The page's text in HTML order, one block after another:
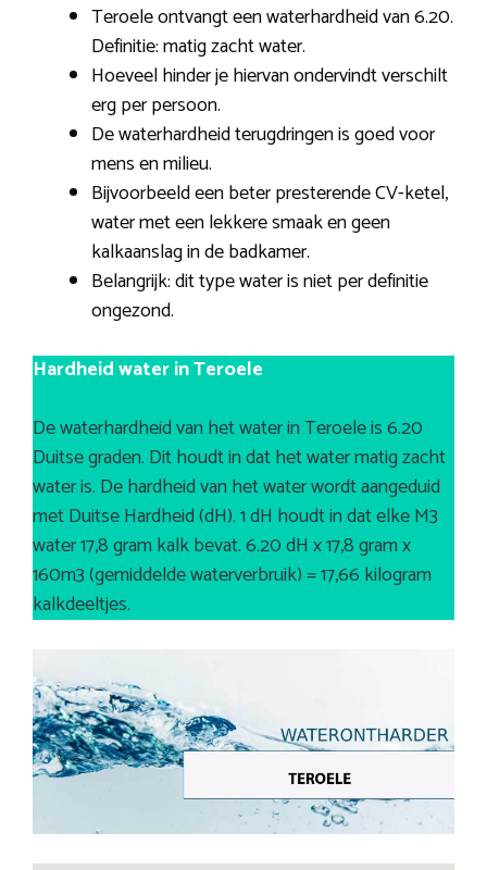
Teroele ontvangt een waterhardheid van 6.20.
Definitie: matig zacht water.
Hoeveel hinder je hiervan ondervindt verschilt
erg per persoon.
De waterhardheid terugdringen is goed voor
mens en milieu.
Bijvoorbeeld een beter presterende CV-ketel,
water met een lekkere smaak en geen
kalkaanslag in de badkamer.
Belangrijk: dit type water is niet per definitie
ongezond.
Hardheid water in Teroele
De waterhardheid van het water in Teroele is 6.20
Duitse graden. Dit houdt in dat het water matig zacht
water is. De hardheid van het water wordt aangeduid
met Duitse Hardheid (dH). 1 dH houdt in dat elke M3
water 17,8 gram kalk bevat. 6.20 dH x 17,8 gram x
160m3 (gemiddelde waterverbruik) = 17,66 kilogram
kalkdeeltjes.